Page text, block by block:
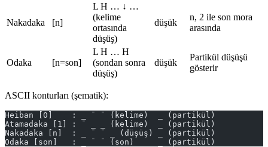
Nakadaka [n]
L H … ↓ …
(kelime
ortasında
düşüş)
düşük
n, 2 ile son mora
arasında
Odaka [n=son]
L H … H
(sondan sonra
düşüş)
düşük
Partikül düşüşü
gösterir
ASCII konturları (şematik):
Heiban [0]    : _ ¯ ¯ (kelime)  _ (partikül)
Atamadaka [1] : ¯ _ _ (kelime)  _ (partikül)
Nakadaka [n]  : _ ¯ ¯ _ (düşüş) _ (partikül)
Odaka [son]   : _ ¯ ¯ (son)     _ (partikül)